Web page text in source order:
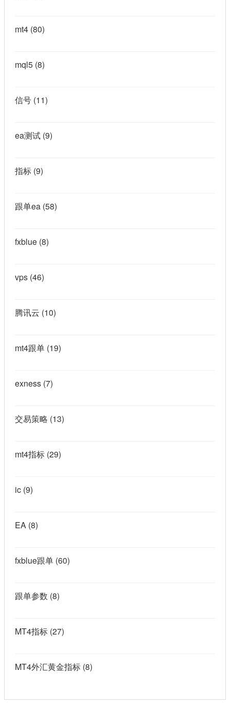
mt4 (80)
mql5 (8)
信号 (11)
ea测试 (9)
指标 (9)
跟单ea (58)
fxblue (8)
vps (46)
腾讯云 (10)
mt4跟单 (19)
exness (7)
交易策略 (13)
mt4指标 (29)
ic (9)
EA (8)
fxblue跟单 (60)
跟单参数 (8)
MT4指标 (27)
MT4外汇黄金指标 (8)